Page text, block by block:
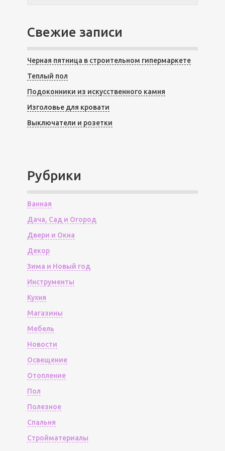
Свежие записи
Черная пятница в строительном гипермаркете
Теплый пол
Подоконники из искусственного камня
Изголовье для кровати
Выключатели и розетки
Рубрики
Ванная
Дача, Сад и Огород
Двери и Окна
Декор
Зима и Новый год
Инструменты
Кухня
Магазины
Мебель
Новости
Освещение
Отопление
Пол
Полезное
Спальня
Стройматериалы